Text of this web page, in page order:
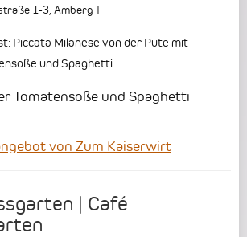
1-3,Amberg ]
Piccata Milanese von der Pute mit
und Spaghetti
Tomatensoße und Spaghetti
von Zum Kaiserwirt
| Café